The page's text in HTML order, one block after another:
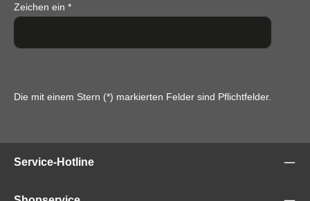
Zeichen ein *
Die mit einem Stern (*) markierten Felder sind Pflichtfelder.
Service-Hotline